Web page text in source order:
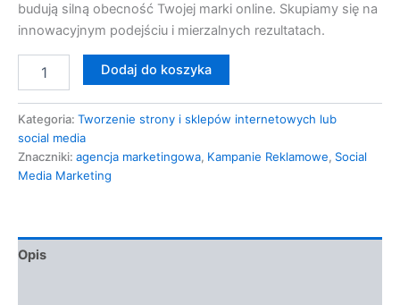
budują silną obecność Twojej marki online. Skupiamy się na
innowacyjnym podejściu i mierzalnych rezultatach.
Dodaj do koszyka
Kategoria: Tworzenie strony i sklepów internetowych lub
social media
Znaczniki: agencja marketingowa, Kampanie Reklamowe, Social
Media Marketing
Opis